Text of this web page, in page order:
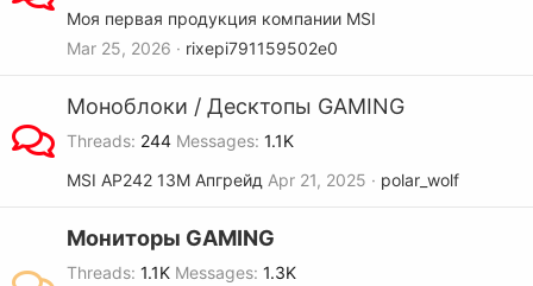
Моя первая продукция компании MSI
Mar 25, 2026
rixepi791159502e0
Моноблоки / Десктопы GAMING
Threads 244 Messages 1.1K
MSI AP242 13M Апгрейд Apr 21, 2025 polar_wolf
Мониторы GAMING
Threads 1.1K Messages 1.3K